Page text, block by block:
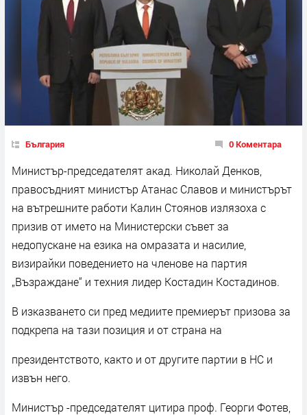
България 0 Коментара
Министър-председателят акад. Николай Денков,
правосъдният министър Атанас Славов и министърът
на вътрешните работи Калин Стоянов излязоха с
призив от името на Министерски съвет за
недопускане на езика на омразата и насилие,
визирайки поведението на членове на партия
„Възраждане“ и техния лидер Костадин Костадинов.
В изказването си пред медиите премиерът призова за
подкрепа на тази позиция и от страна на
президентството, както и от другите партии в НС и
извън него.
Министър -председателят цитира проф. Георги Фотев,